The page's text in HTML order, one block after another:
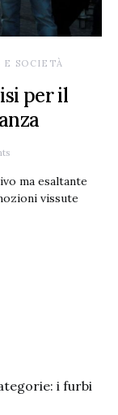
E SOCIETÀ
per il
ma esaltante
vissute
i furbi